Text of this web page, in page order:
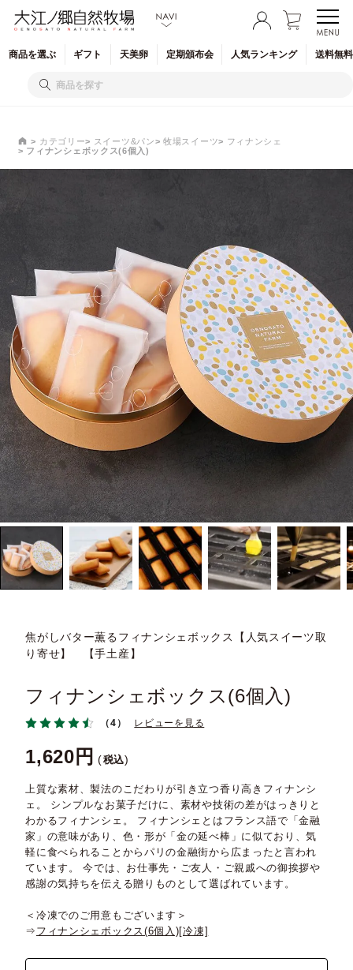
商品を選ぶ ギフト 天美卵 定期頒布会 人気ランキング 送料無
カテゴリー スイーツ&パン 牧場スイーツ
フィナンシェ
フィナンシェボックス(6個入)
焦がしバター薫るフィナンシェボックス【人気スイーツ取
り寄せ】 【手土産】
フィナンシェボックス(6個入)
（4） レビューを見る
1,620 税込
上質な素材、製法のこだわりが引き立つ香り高きフィナンシ
ェ。 シンプルなお菓子だけに、素材や技術の差がはっきりと
わかるフィナンシェ。 フィナンシェとはフランス語で「金融
家」の意味があり、色・形が「金の延べ棒」に似ており、気
軽に食べられることからパリの金融街から広まったと言われ
ています。 今では、お仕事先・ご友人・ご親戚への御挨拶や
感謝の気持ちを伝える贈りものとして選ばれています。
＜冷凍でのご用意もございます＞
⇒ フィナンシェボックス(6個入)[冷凍]